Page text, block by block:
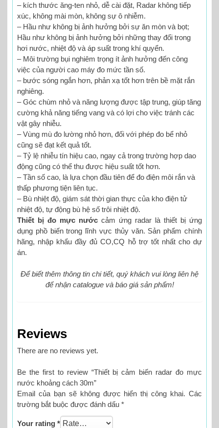
– kích thước ăng-ten nhỏ, dễ cài đặt, Radar không tiếp
xúc, không mài mòn, không sự ô nhiễm.
– Hầu như không bị ảnh hưởng bởi sự ăn mòn và bọt;
Hầu như không bị ảnh hưởng bởi những thay đổi trong
hơi nước, nhiệt độ và áp suất trong khí quyển.
– Môi trường bụi nghiêm trọng ít ảnh hưởng đến công
việc của người cao máy đo mức tần số.
– bước sóng ngắn hơn, phản xạ tốt hơn trên bề mặt rắn
nghiêng.
– Góc chùm nhỏ và năng lượng được tập trung, giúp tăng
cường khả năng tiếng vang và có lợi cho việc tránh các
vật gây nhiễu.
– Vùng mù đo lường nhỏ hơn, đối với phép đo bể nhỏ
cũng sẽ đạt kết quả tốt.
– Tỷ lệ nhiễu tín hiệu cao, ngay cả trong trường hợp dao
động cũng có thể thu được hiệu suất tốt hơn.
– Tần số cao, là lựa chọn đầu tiên để đo điện môi rắn và
thấp phương tiện liên tục.
– Bù nhiệt độ, giám sát thời gian thực của kho điện tử
nhiệt độ, tự động bù hệ số trôi nhiệt độ.
Thiết bị đo mực nước cảm ứng radar là thiết bị ứng
dụng phồ biến trong lĩnh vực thủy văn. Sản phẩm chính
hãng, nhập khẩu đầy đủ CO,CQ hỗ trợ tốt nhất cho dự
án.
Để biết thêm thông tin chi tiết, quý khách vui lòng liên hệ
để nhận catalogue và báo giá sản phẩm!
Reviews
There are no reviews yet.
Be the first to review “Thiết bị cảm biến radar đo mực
nước khoảng cách 30m”
Email của bạn sẽ không được hiển thị công khai. Các
trường bắt buộc được đánh dấu *
Your rating *